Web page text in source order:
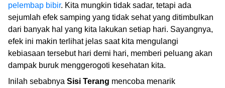
pelembap bibir. Kita mungkin tidak sadar, tetapi ada
sejumlah efek samping yang tidak sehat yang ditimbulkan
dari banyak hal yang kita lakukan setiap hari. Sayangnya,
efek ini makin terlihat jelas saat kita mengulangi
kebiasaan tersebut hari demi hari, memberi peluang akan
dampak buruk menggerogoti kesehatan kita.
Inilah sebabnya Sisi Terang mencoba menarik